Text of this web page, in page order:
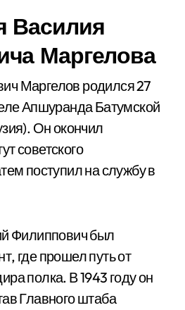
Василия
Маргелова
Маргелов родился 27
Апшуранда Батумской
Он окончил
советского
поступил на службу в
Филиппович был
где прошел путь от
полка. В 1943 году он
Главного штаба